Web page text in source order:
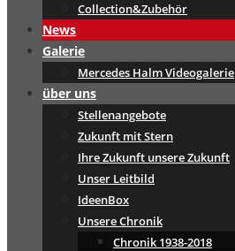
Collection&Zubehör
News
Galerie
Mercedes Halm Videogalerie
über uns
Stellenangebote
Zukunft mit Stern
Ihre Zukunft unsere Zukunft
Unser Leitbild
IdeenBox
Unsere Chronik
Chronik 1938-2018